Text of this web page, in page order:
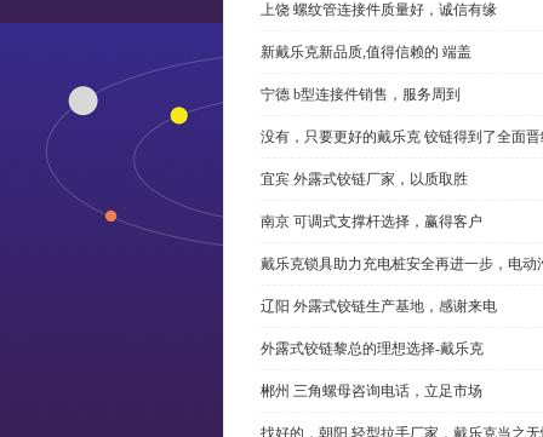
上饶 螺纹管连接件质量好，诚信有缘
新戴乐克新品质,值得信赖的 端盖
宁德 b型连接件销售，服务周到
没有，只要更好的戴乐克 铰链得到了全面
宜宾 外露式铰链厂家，以质取胜
南京 可调式支撑杆选择，赢得客户
戴乐克锁具助力充电桩安全再进一步，电动
辽阳 外露式铰链生产基地，感谢来电
外露式铰链黎总的理想选择-戴乐克
郴州 三角螺母咨询电话，立足市场
找好的，朝阳 轻型拉手厂家，戴乐克当之